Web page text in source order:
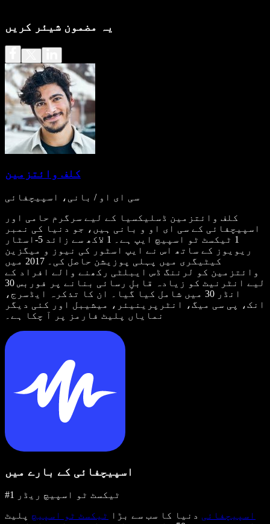
یہ مضمون شیئر کریں
کلف وائتزمین
سی ای او / بانی، اسپیچفائی
کلف وائتزمین ڈسلیکسیا کے لیے سرگرم حامی اور
اسپیچفائی کے سی ای او و بانی ہیں، جو دنیا کی نمبر
1 ٹیکسٹ ٹو اسپیچ ایپ ہے۔ 1 لاکھ سے زائد 5-اسٹار
ریویوز کے ساتھ اس نے ایپ اسٹور کی نیوز و میگزین
کیٹیگری میں پہلی پوزیشن حاصل کی۔ 2017 میں
وائتزمین کو لرننگ ڈس ایبلٹی رکھنے والے افراد کے
لیے انٹرنیٹ کو زیادہ قابلِ رسائی بنانے پر فوربس 30
انڈر 30 میں شامل کیا گیا۔ ان کا تذکرہ ایڈسرج،
انک، پی سی میگ، انٹرپرینیئر، میشیبل اور کئی دیگر
نمایاں پلیٹ فارمز پر آ چکا ہے۔
اسپیچفائی کے بارے میں
#1 ٹیکسٹ ٹو اسپیچ ریڈر
اسپیچفائی دنیا کا سب سے بڑا ٹیکسٹ ٹو اسپیچ پلیٹ